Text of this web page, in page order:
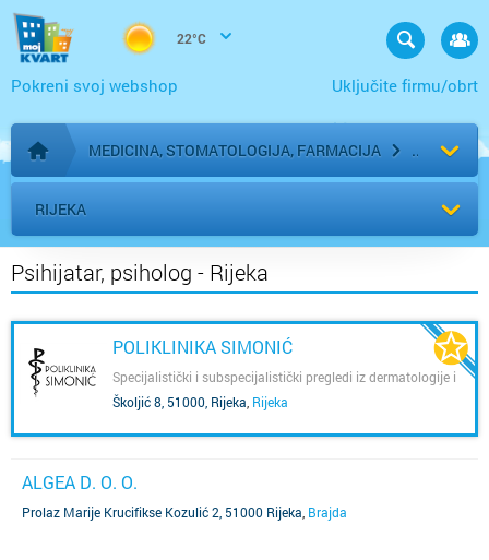
22°C
Uključite firmu/obrt
Pokreni svoj webshop
Početna stranica
MEDICINA, STOMATOLOGIJA, FARMACIJA
RIJEKA
Psihijatar, psiholog - Rijeka
POLIKLINIKA SIMONIĆ
Specijalistički i subspecijalistički pregledi iz dermatologije i
venerologije, psihijatrije, interne medicine-reumatologije,
ortopedije i traumatologije te kliničke radiologije.
Školjić 8, 51000, Rijeka Rijeka
ALGEA D. O. O.
Prolaz Marije Krucifikse Kozulić 2, 51000 Rijeka Brajda